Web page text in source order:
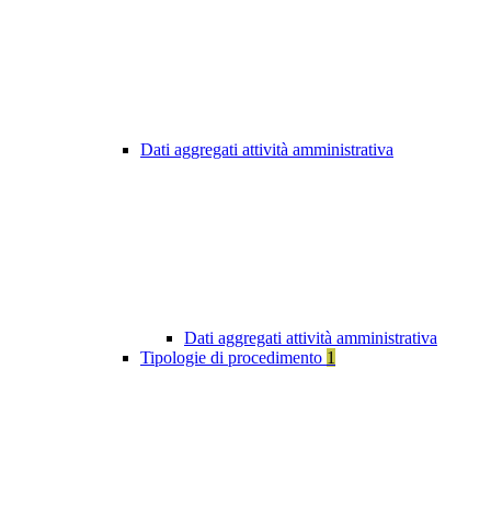
Dati aggregati attività amministrativa
Dati aggregati attività amministrativa
Tipologie di procedimento 1